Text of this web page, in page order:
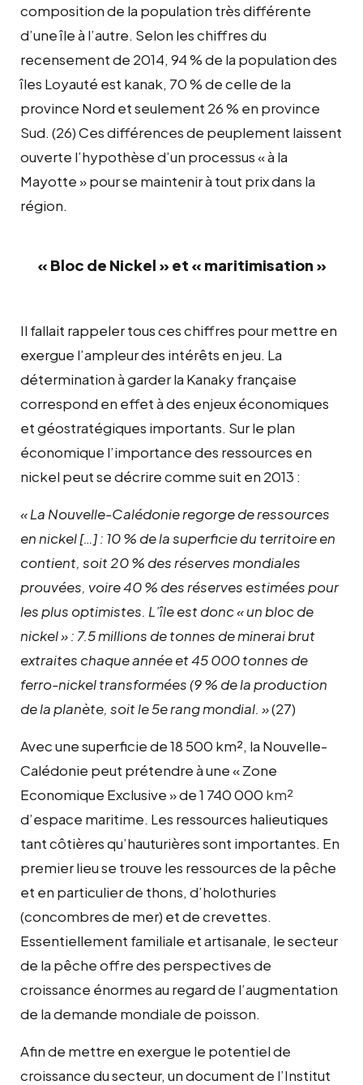
composition de la population très différente
d’une île à l’autre. Selon les chiffres du
recensement de 2014, 94 % de la population des
îles Loyauté est kanak, 70 % de celle de la
province Nord et seulement 26 % en province
Sud. (26) Ces différences de peuplement laissent
ouverte l’hypothèse d’un processus « à la
Mayotte » pour se maintenir à tout prix dans la
région.
« Bloc de Nickel » et « maritimisation »
Il fallait rappeler tous ces chiffres pour mettre en
exergue l’ampleur des intérêts en jeu. La
détermination à garder la Kanaky française
correspond en effet à des enjeux économiques
et géostratégiques importants. Sur le plan
économique l’importance des ressources en
nickel peut se décrire comme suit en 2013 :
« La Nouvelle-Calédonie regorge de ressources
en nickel […] : 10 % de la superficie du territoire en
contient, soit 20 % des réserves mondiales
prouvées, voire 40 % des réserves estimées pour
les plus optimistes. L’île est donc « un bloc de
nickel » : 7.5 millions de tonnes de minerai brut
extraites chaque année et 45 000 tonnes de
ferro-nickel transformées (9 % de la production
de la planète, soit le 5e rang mondial. »(27)
Avec une superficie de 18 500 km², la Nouvelle-
Calédonie peut prétendre à une « Zone
Economique Exclusive » de 1 740 000 km²
d’espace maritime. Les ressources halieutiques
tant côtières qu’hauturières sont importantes. En
premier lieu se trouve les ressources de la pêche
et en particulier de thons, d’holothuries
(concombres de mer) et de crevettes.
Essentiellement familiale et artisanale, le secteur
de la pêche offre des perspectives de
croissance énormes au regard de l’augmentation
de la demande mondiale de poisson.
Afin de mettre en exergue le potentiel de
croissance du secteur, un document de l’Institut